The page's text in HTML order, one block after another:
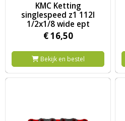
KMC Ketting
singlespeed z1 112l
1/2x1/8 wide ept
€16,50
Bekijk en bestel